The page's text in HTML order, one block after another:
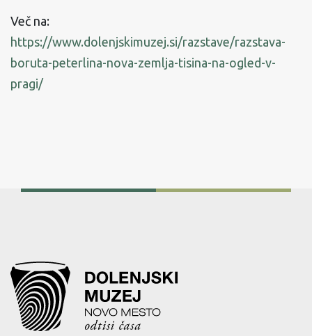
Več na:
https://www.dolenjskimuzej.si/razstave/razstava-
boruta-peterlina-nova-zemlja-tisina-na-ogled-v-
pragi/